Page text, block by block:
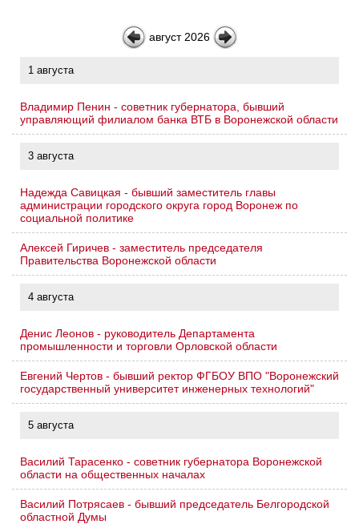
август 2026
1 августа
Владимир Пенин - советник губернатора, бывший
управляющий филиалом банка ВТБ в Воронежской области
3 августа
Надежда Савицкая - бывший заместитель главы
администрации городского округа город Воронеж по
социальной политике
Алексей Гиричев - заместитель председателя
Правительства Воронежской области
4 августа
Денис Леонов - руководитель Департамента
промышленности и торговли Орловской области
Евгений Чертов - бывший ректор ФГБОУ ВПО "Воронежский
государственный университет инженерных технологий"
5 августа
Василий Тарасенко - советник губернатора Воронежской
области на общественных началах
Василий Потрясаев - бывший председатель Белгородской
областной Думы